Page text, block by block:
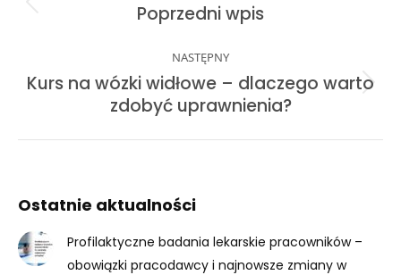
Previous
Poprzedni wpis
NASTĘPNY
Next
post:
Kurs na wózki widłowe – dlaczego warto
zdobyć uprawnienia?
Ostatnie aktualności
Profilaktyczne badania lekarskie pracowników –
obowiązki pracodawcy i najnowsze zmiany w